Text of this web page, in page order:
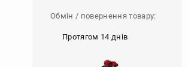
Обмін / повернення товару:
Протягом 14 днів